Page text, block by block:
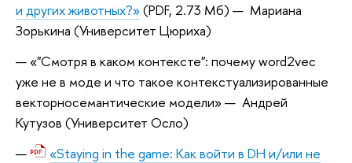
и других животных?»(PDF, 2.73 Мб) — Мариана
Зорькина (Университет Цюриха)
«"Смотря в каком контексте": почему word2vec
уже не в моде и что такое контекстуализированные
векторносемантические модели» — Андрей
Кутузов (Университет Осло)
«Staying in the game: Как войти в DH и/или не